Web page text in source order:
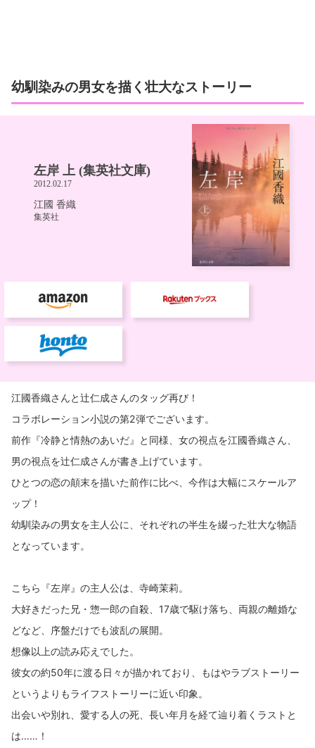
幼馴染みの男女を描く壮大なストーリー
江國香織さんと辻仁成さんのタッグ再び！
コラボレーション小説の第2弾でございます。
前作『冷静と情熱のあいだ』と同様、女の視点を江國香織さん、
男の視点を辻仁成さんが書き上げています。
ひとつの恋の顛末を描いた前作に比べ、今作は大幅にスケールア
ップ！
幼馴染みの男女を主人公に、それぞれの半生を綴った壮大な物語
となっています。
こちら『左岸』の主人公は、寺崎茉莉。
大好きだった兄・惣一郎の自殺、17歳で駆け落ち、両親の離婚な
どなど、序盤だけでも波乱の展開。
想像以上の読み応えでした。
彼女の約50年に渡る日々が描かれており、もはやラブストーリー
というよりもライフストーリーに近い印象。
出会いや別れ、愛する人の死、長い年月を経て辿り着くラストと
は……！